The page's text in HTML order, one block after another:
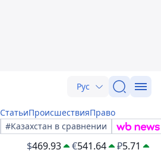
Рус
СтатьиПроисшествияПраво
#Казахстан в сравнении
$469.93 €541.64 ₽5.71